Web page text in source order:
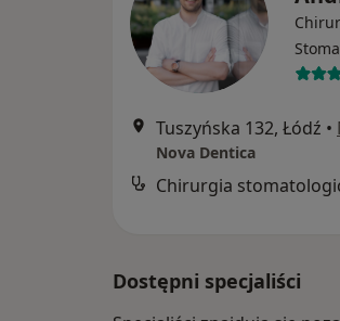
Tuszyńska 132, Łódź •
Nova Dentica
Chirurgia
Dostępni specjaliści